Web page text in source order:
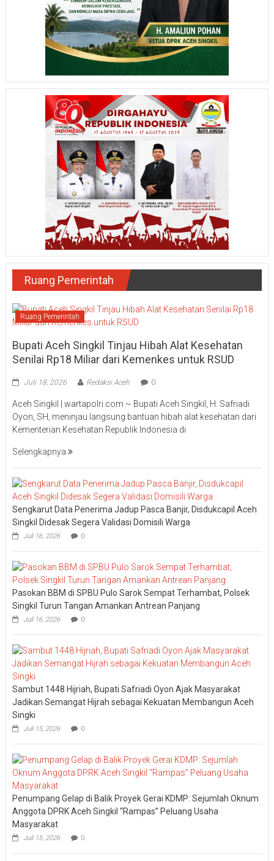
Ruang Pemerintah
Ruang Pemerintah
Bupati Aceh Singkil Tinjau Hibah Alat Kesehatan
Senilai Rp18 Miliar dari Kemenkes untuk RSUD
Juli 18, 2026 Redaksi Aceh 0
Aceh Singkil | wartapolri.com ~ Bupati Aceh Singkil, H. Safriadi
Oyon, SH, meninjau langsung bantuan hibah alat kesehatan dari
Kementerian Kesehatan Republik Indonesia di
Selengkapnya
Sengkarut Data Penerima Jadup Pasca Banjir, Disdukcapil Aceh
Singkil Didesak Segera Validasi Domisili Warga
Juli 16, 2026 0
Pasokan BBM di SPBU Pulo Sarok Sempat Terhambat, Polsek
Singkil Turun Tangan Amankan Antrean Panjang
Juli 16, 2026 0
Sambut 1448 Hijriah, Bupati Safriadi Oyon Ajak Masyarakat
Jadikan Semangat Hijrah sebagai Kekuatan Membangun Aceh
Singki
Juli 15, 2026 0
Penumpang Gelap di Balik Proyek Gerai KDMP: Sejumlah Oknum
Anggota DPRK Aceh Singkil “Rampas” Peluang Usaha
Masyarakat
Juli 15, 2026 0